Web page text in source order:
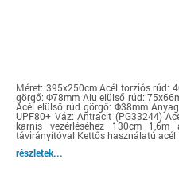
Méret: 395x250cm Acél torziós rúd:
görgő: Φ78mm Alu elülső rúd:
Acél elülső rúd görgő: Φ38mm
UPF80+ Váz: Antracit (PG33244)
karnis vezérléséhez 130cm
távirányítóval Kettős használatú acél
részletek...